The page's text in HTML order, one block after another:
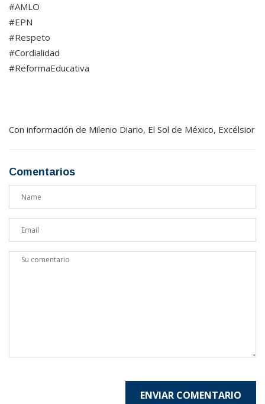
#AMLO
#EPN
#Respeto
#Cordialidad
#ReformaEducativa
Con información de Milenio Diario, El Sol de México, Excélsior
Comentarios
ENVIAR COMENTARIO